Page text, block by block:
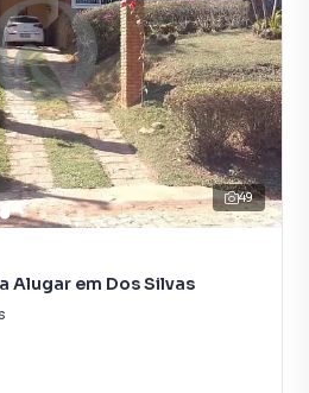
49
Alugar em Dos Silvas